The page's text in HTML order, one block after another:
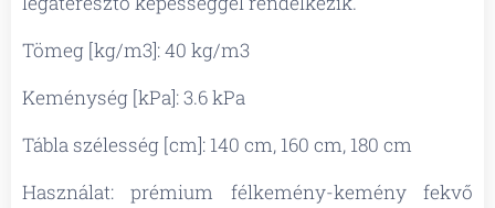
Tömeg [kg/m3]: 40 kg/m3
Keménység [kPa]: 3.6 kPa
Tábla szélesség [cm]: 140 cm, 160 cm, 180 cm
Használat: prémium félkemény-kemény fekvő